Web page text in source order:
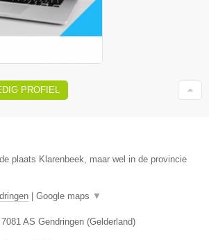
PROFIEL
plaats Klarenbeek, maar wel in de provincie
| Google maps ▼
7081 AS Gendringen (Gelderland)